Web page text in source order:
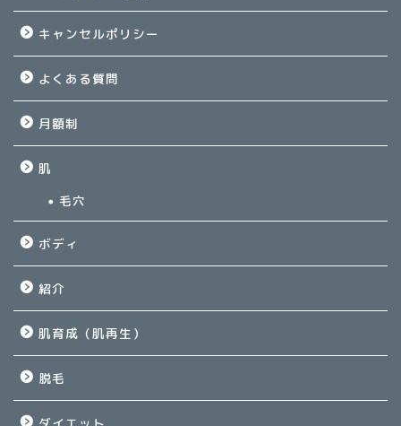
キャンセルポリシー
よくある質問
月額制
肌
毛穴
ボディ
紹介
肌育成（肌再生）
脱毛